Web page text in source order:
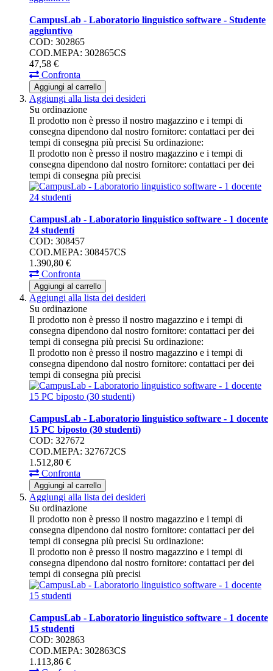
CampusLab - Laboratorio linguistico software - Studente
aggiuntivo
COD: 302865
COD.MEPA: 302865CS
47,58 €
Confronta
Aggiungi al carrello
Aggiungi alla lista dei desideri
Su ordinazione
Il prodotto non è presso il nostro magazzino e i tempi di
consegna dipendono dal nostro fornitore: contattaci per dei
tempi di consegna più precisi Su ordinazione:
Il prodotto non è presso il nostro magazzino e i tempi di
consegna dipendono dal nostro fornitore: contattaci per dei
tempi di consegna più precisi
CampusLab - Laboratorio linguistico software - 1 docente
24 studenti
COD: 308457
COD.MEPA: 308457CS
1.390,80 €
Confronta
Aggiungi al carrello
Aggiungi alla lista dei desideri
Su ordinazione
Il prodotto non è presso il nostro magazzino e i tempi di
consegna dipendono dal nostro fornitore: contattaci per dei
tempi di consegna più precisi Su ordinazione:
Il prodotto non è presso il nostro magazzino e i tempi di
consegna dipendono dal nostro fornitore: contattaci per dei
tempi di consegna più precisi
CampusLab - Laboratorio linguistico software - 1 docente
15 PC biposto (30 studenti)
COD: 327672
COD.MEPA: 327672CS
1.512,80 €
Confronta
Aggiungi al carrello
Aggiungi alla lista dei desideri
Su ordinazione
Il prodotto non è presso il nostro magazzino e i tempi di
consegna dipendono dal nostro fornitore: contattaci per dei
tempi di consegna più precisi Su ordinazione:
Il prodotto non è presso il nostro magazzino e i tempi di
consegna dipendono dal nostro fornitore: contattaci per dei
tempi di consegna più precisi
CampusLab - Laboratorio linguistico software - 1 docente
15 studenti
COD: 302863
COD.MEPA: 302863CS
1.113,86 €